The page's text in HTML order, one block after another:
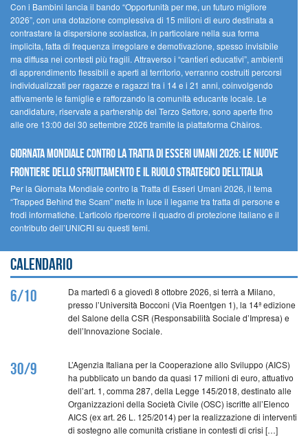
Con i Bambini lancia il bando “Opportunità per me, un futuro migliore
2026”, con una dotazione complessiva di 15 milioni di euro destinata a
contrastare la dispersione scolastica, in particolare nella sua forma
implicita, fatta di frequenza irregolare e demotivazione, spesso invisibile
ma diffusa nei contesti più fragili. Attraverso i “cantieri educativi”, ambienti
di apprendimento flessibili e aperti al territorio, verranno costruiti percorsi
individualizzati per ragazze e ragazzi tra i 14 e i 21 anni, coinvolgendo
attivamente le famiglie e rafforzando la comunità educante locale. Le
candidature, riservate a partnership del Terzo Settore, sono aperte fino
alle ore 13:00 del 30 settembre 2026 tramite la piattaforma Chàiros.
GIORNATA MONDIALE CONTRO LA TRATTA DI ESSERI UMANI 2026: LE NUOVE
FRONTIERE DELLO SFRUTTAMENTO E IL RUOLO STRATEGICO DELL’ITALIA
Per la Giornata Mondiale contro la Tratta di Esseri Umani 2026, il tema
“Trapped Behind the Scam” mette in luce il legame tra tratta di persone e
frodi informatiche. L’articolo ripercorre il quadro di protezione italiano e il
contributo dell’UNICRI su questi temi.
Calendario
6/10
Da martedì 6 a giovedì 8 ottobre 2026, si terrà a Milano,
presso l’Università Bocconi (Via Roentgen 1), la 14ª edizione
del Salone della CSR (Responsabilità Sociale d’Impresa) e
dell’Innovazione Sociale.
30/9
L’Agenzia Italiana per la Cooperazione allo Sviluppo (AICS)
ha pubblicato un bando da quasi 17 milioni di euro, attuativo
dell’art. 1, comma 287, della Legge 145/2018, destinato alle
Organizzazioni della Società Civile (OSC) iscritte all’Elenco
AICS (ex art. 26 L. 125/2014) per la realizzazione di interventi
di sostegno alle comunità cristiane in contesti di crisi […]